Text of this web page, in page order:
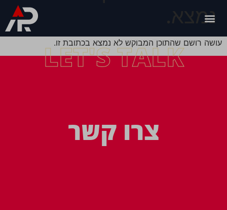
נמצא.
עושה רושם שהתוכן המבוקש לא נמצא בכתובת זו.
LET'S TALK
צרו קשר